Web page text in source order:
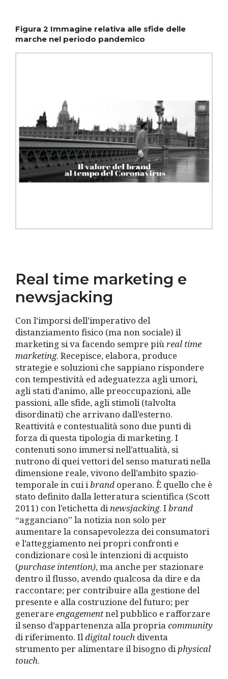
Figura 2 Immagine relativa alle sfide delle
marche nel periodo pandemico
Real time marketing e
newsjacking
Con l’imporsi dell’imperativo del
distanziamento fisico (ma non sociale) il
marketing si va facendo sempre piùreal time
marketing. Recepisce, elabora, produce
strategie e soluzioni che sappiano rispondere
con tempestività ed adeguatezza agli umori,
agli stati d’animo, alle preoccupazioni, alle
passioni, alle sfide, agli stimoli (talvolta
disordinati) che arrivano dall’esterno.
Reattività e contestualità sono due punti di
forza di questa tipologia di marketing. I
contenuti sono immersi nell’attualità, si
nutrono di quei vettori del senso maturati nella
dimensione reale, vivono dell’ambito spazio-
temporale in cui ibrand operano. È quello che è
stato definito dalla letteratura scientifica (Scott
2011) con l’etichetta dinewsjacking. Ibrand
“agganciano” la notizia non solo per
aumentare la consapevolezza dei consumatori
e l’atteggiamento nei propri confronti e
condizionare così le intenzioni di acquisto
(purchase intention), ma anche per stazionare
dentro il flusso, avendo qualcosa da dire e da
raccontare; per contribuire alla gestione del
presente e alla costruzione del futuro; per
generare engagementnel pubblico e rafforzare
il senso d’appartenenza alla propria community
di riferimento. Ildigital touch diventa
strumento per alimentare il bisogno diphysical
touch.